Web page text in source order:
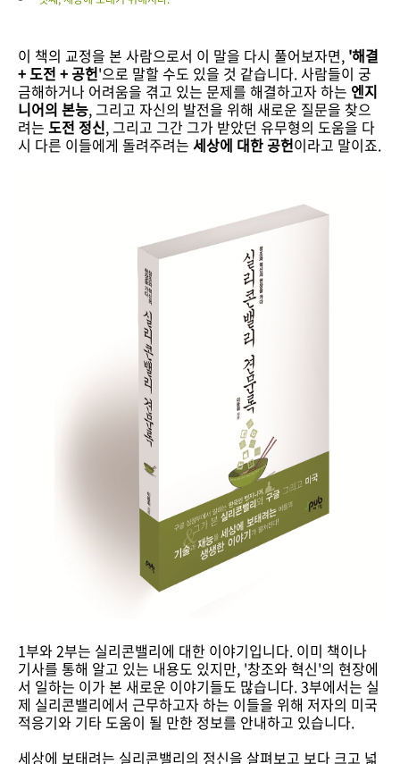
이 책의 교정을 본 사람으로서 이 말을 다시 풀어보자면, '해결
+ 도전 + 공헌'으로 말할 수도 있을 것 같습니다. 사람들이 궁
금해하거나 어려움을 겪고 있는 문제를 해결하고자 하는 엔지
니어의 본능, 그리고 자신의 발전을 위해 새로운 질문을 찾으
려는 도전 정신, 그리고 그간 그가 받았던 유무형의 도움을 다
시 다른 이들에게 돌려주려는 세상에 대한 공헌이라고 말이죠.
1부와 2부는 실리콘밸리에 대한 이야기입니다. 이미 책이나
기사를 통해 알고 있는 내용도 있지만, '창조와 혁신'의 현장에
서 일하는 이가 본 새로운 이야기들도 많습니다. 3부에서는 실
제 실리콘밸리에서 근무하고자 하는 이들을 위해 저자의 미국
적응기와 기타 도움이 될 만한 정보를 안내하고 있습니다.
세상에 보태려는 실리콘밸리의 정신을 살펴보고 보다 크고 넓